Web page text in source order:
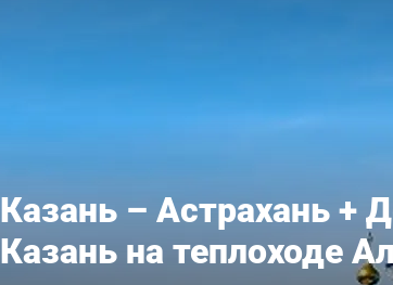
Казань – Астрахань +
Казань на теплоходе